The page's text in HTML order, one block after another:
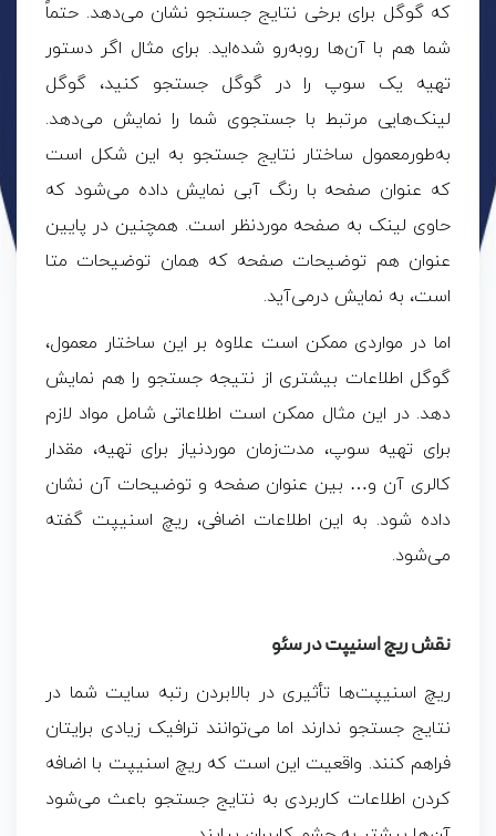
که گوگل برای برخی نتایج جستجو نشان می‌دهد. حتماً
شما هم با آن‌ها روبه‌رو شده‌اید. برای مثال اگر دستور
تهیه یک سوپ را در گوگل جستجو کنید، گوگل
لینک‌هایی مرتبط با جستجوی شما را نمایش می‌دهد.
به‌طورمعمول ساختار نتایج جستجو به این شکل است
که عنوان صفحه با رنگ آبی نمایش داده می‌شود که
حاوی لینک به صفحه موردنظر است. همچنین در پایین
عنوان هم توضیحات صفحه که همان توضیحات متا
است، به نمایش درمی‌آید.
اما در مواردی ممکن است علاوه بر این ساختار معمول،
گوگل اطلاعات بیشتری از نتیجه جستجو را هم نمایش
دهد. در این مثال ممکن است اطلاعاتی شامل مواد لازم
برای تهیه سوپ، مدت‌زمان موردنیاز برای تهیه، مقدار
کالری آن و… بین عنوان صفحه و توضیحات آن نشان
داده شود. به این اطلاعات اضافی، ریچ اسنیپت گفته
می‌شود.
نقش ریچ اسنیپت در سئو
ریچ اسنیپت‌ها تأثیری در بالابردن رتبه سایت شما در
نتایج جستجو ندارند اما می‌توانند ترافیک زیادی برایتان
فراهم کنند. واقعیت این است که ریچ اسنیپت با اضافه
کردن اطلاعات کاربردی به نتایج جستجو باعث می‌شود